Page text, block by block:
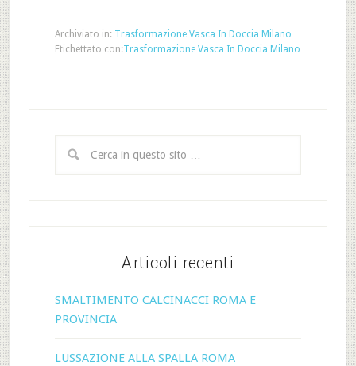
Archiviato in: Trasformazione Vasca In Doccia Milano
Etichettato con:Trasformazione Vasca In Doccia Milano
Articoli recenti
SMALTIMENTO CALCINACCI ROMA E
PROVINCIA
LUSSAZIONE ALLA SPALLA ROMA